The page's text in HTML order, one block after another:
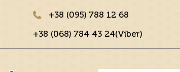
+38 (095) 788 12 68
+38 (068) 784 43 24(Viber)